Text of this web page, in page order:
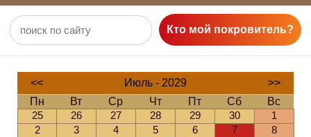
Кто мой покровитель?
<< Июль - 2029
>>
Пн
Вт Ср Чт Пт Сб
Вс
25
26 27 28 29 30
1
2
3 4 5 6 7
8